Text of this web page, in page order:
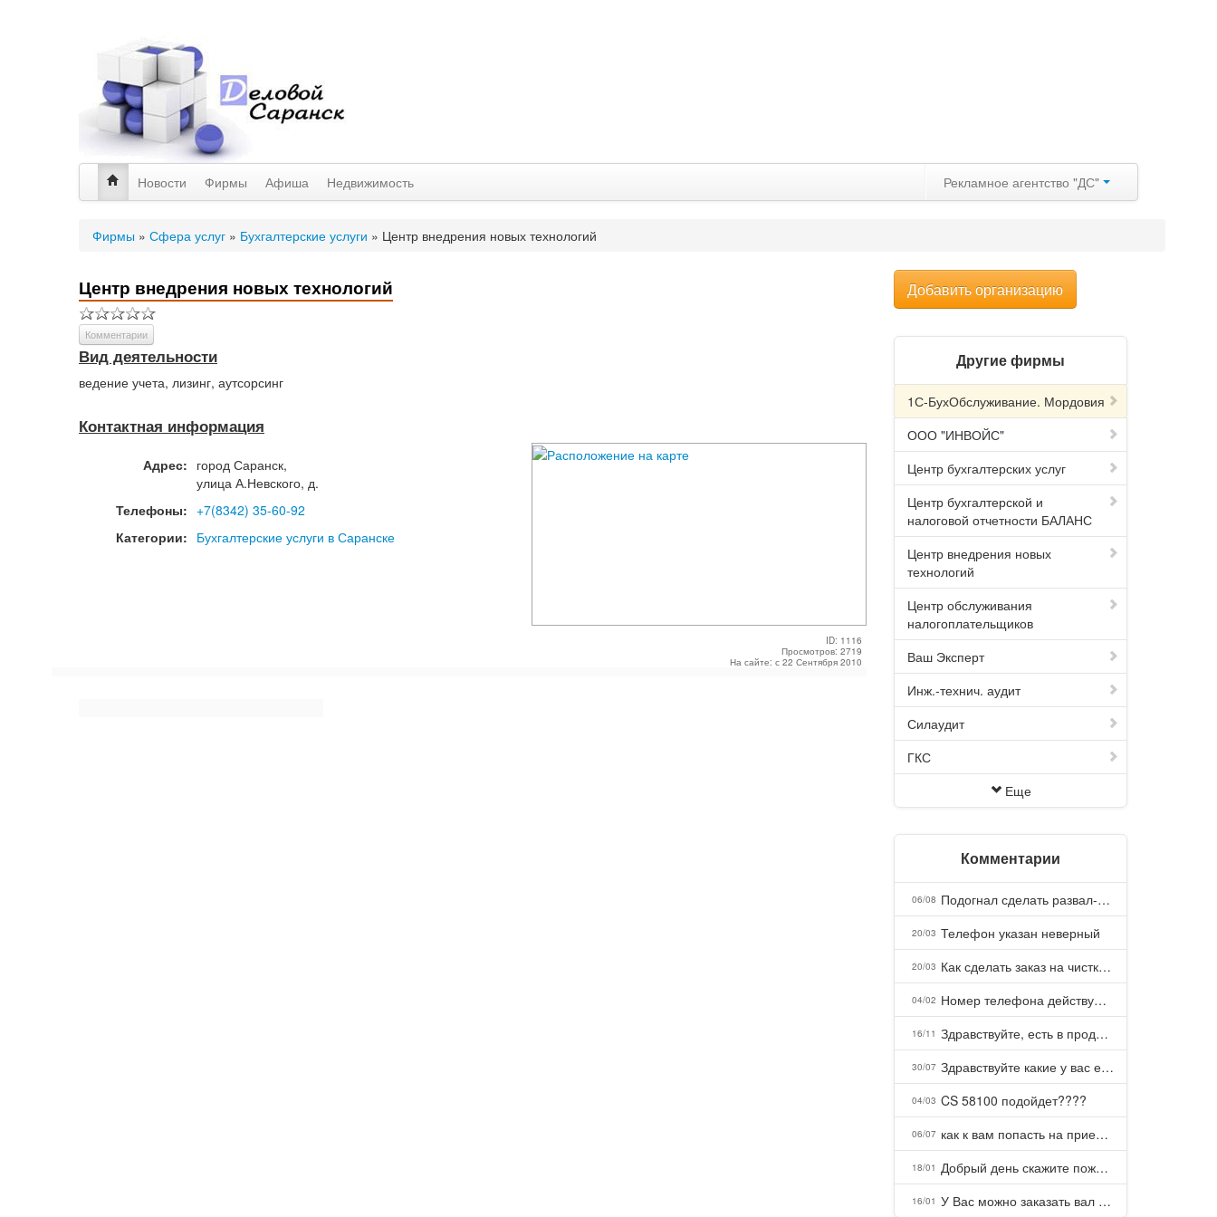
Новости Фирмы Афиша Недвижимость Рекламное агентство "ДС"
Фирмы » Сфера услуг » Бухгалтерские услуги » Центр внедрения новых технологий
Центр внедрения новых технологий
Комментарии
Вид деятельности
ведение учета, лизинг, аутсорсинг
Контактная информация
Адрес: город Саранск,
улица А.Невского, д.
Телефоны: +7(8342) 35-60-92
Категории: Бухгалтерские услуги в Саранске
ID: 1116
Просмотров: 2719
На сайте: с 22 Сентября 2010
Добавить организацию
Другие фирмы
1С-БухОбслуживание. Мордовия
ООО "ИНВОЙС"
Центр бухгалтерских услуг
Центр бухгалтерской и
налоговой отчетности БАЛАНС
Центр внедрения новых
технологий
Центр обслуживания
налогоплательщиков
Ваш Эксперт
Инж.-технич. аудит
Силаудит
ГКС
Еще
Комментарии
06/08 Подогнал сделать развал-схождение, сделали- машина уходит на право и колеса проверил все хорошо с атмосферами ужас как можно делать авто, не ужели не берегут свою репутацию, не советую.
20/03 Телефон указан неверный
20/03 Как сделать заказ на чистку пуховых подушек?
04/02 Номер телефона действующий можно узнать почему номер неправельный
16/11 Здравствуйте, есть в продаже? Есть доставка до Казани?
30/07 Здравствуйте какие у вас есть курсы и какая цена, ?
04/03 CS 58100 подойдет????
06/07 как к вам попасть на прием? Или дозвониться, трубку не берете.
18/01 Добрый день скажите пожалуйста как можно с вами связаться . Телефон не отвечает .Заказала кухню в тц Хороший есть претензии а менеджер контактов не дает .Что делать?
16/01 У Вас можно заказать вал шлицевой от косилки заря для мтз, который соединяет мотоблок с косилкой.?